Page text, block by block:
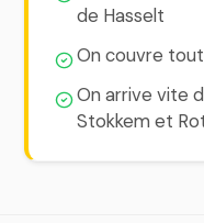
de Hasselt
On couvre
On arrive vite
Stokkem et